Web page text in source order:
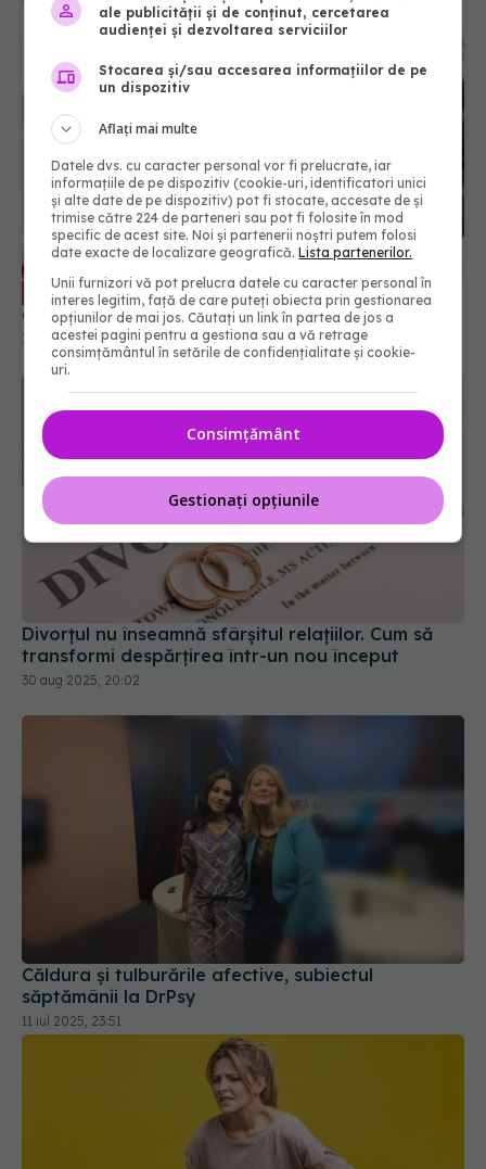
EXCLUSIV Testul simplu care pune diagnosticul
de boală varicoasă
16 iun 2025, 16:19
Divorțul nu înseamnă sfârșitul relațiilor. Cum să
transformi despărțirea într-un nou început
30 aug 2025, 20:02
Căldura și tulburările afective, subiectul
săptămânii la DrPsy
11 iul 2025, 23:51
ale publicității și de conținut, cercetarea
audienței și dezvoltarea serviciilor
Stocarea și/sau accesarea informațiilor de pe
un dispozitiv
Aflați mai multe
Datele dvs. cu caracter personal vor fi prelucrate, iar
informațiile de pe dispozitiv (cookie-uri, identificatori unici
și alte date de pe dispozitiv) pot fi stocate, accesate de și
trimise către 224 de parteneri sau pot fi folosite în mod
specific de acest site. Noi și partenerii noștri putem folosi
date exacte de localizare geografică.Lista partenerilor.
Unii furnizori vă pot prelucra datele cu caracter personal în
interes legitim, față de care puteți obiecta prin gestionarea
opțiunilor de mai jos. Căutați un link în partea de jos a
acestei pagini pentru a gestiona sau a vă retrage
consimțământul în setările de confidențialitate și cookie-
uri.
Consimțământ
Gestionați opțiunile